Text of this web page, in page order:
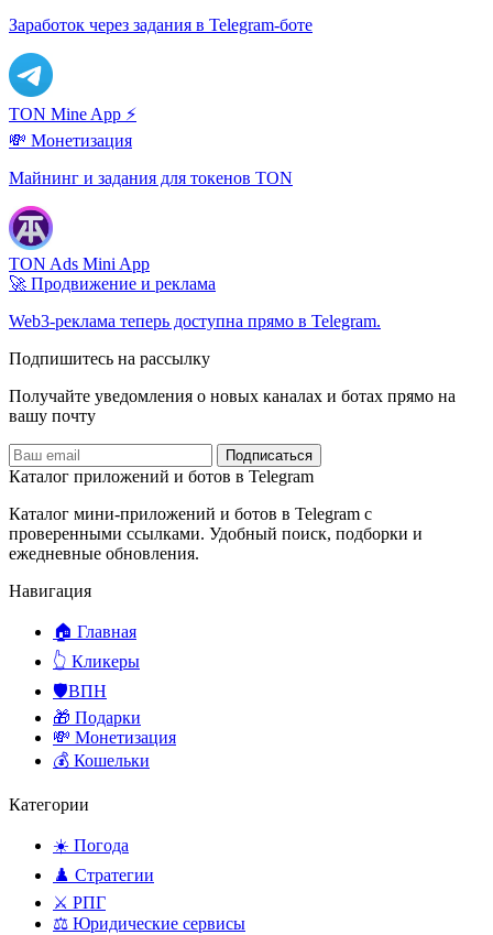
Заработок через задания в Telegram-боте
TON Mine App ⚡️
💸 Монетизация
Майнинг и задания для токенов TON
TON Ads Mini App
🚀 Продвижение и реклама
Web3-реклама теперь доступна прямо в Telegram.
Подпишитесь на рассылку
Получайте уведомления о новых каналах и ботаx прямо на
вашу почту
Подписаться
Каталог приложений и ботов в Telegram
Каталог мини-приложений и ботов в Telegram с
проверенными ссылками. Удобный поиск, подборки и
ежедневные обновления.
Навигация
🏠 Главная
👆 Кликеры
🛡️ВПН
🎁 Подарки
💸 Монетизация
💰 Кошельки
Категории
☀️ Погода
♟️ Стратегии
⚔️ РПГ
⚖️ Юридические сервисы